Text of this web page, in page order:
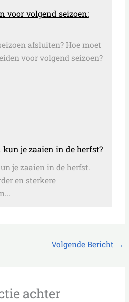
voor volgend seizoen:
afsluiten? Hoe moet
voor volgend seizoen?
je zaaien in de herfst?
je zaaien in de herfst.
en sterkere
Volgende Bericht →
achter